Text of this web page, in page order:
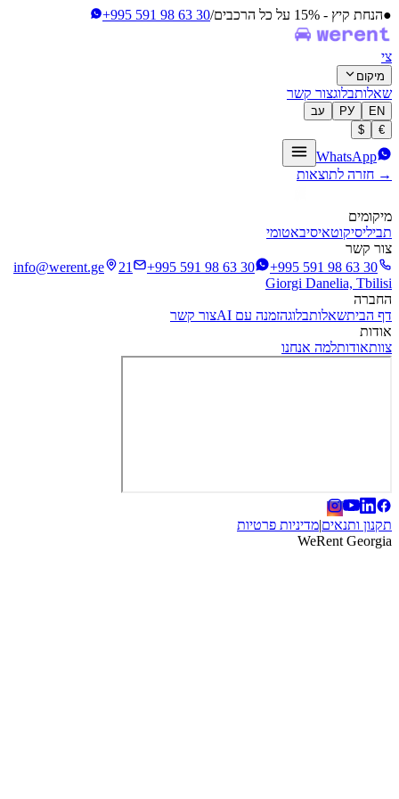
●הנחת קיץ - 15% על כל הרכבים /
+995 591 98 63 30
צי
מיקום
שאלותבלוגצור קשר
EN
РУ
עב
€
$
WhatsApp
→ חזרה לתוצאות
מיקומים
תביליסיקוטאיסיבאטומי
צור קשר
+995 591 98 63 30
+995 591 98 63 30
info@werent.ge
21
Giorgi Danelia, Tbilisi
החברה
דף הביתשאלותבלוגהזמנה עם AI
צור קשר
אודות
צוותאודותלמה אנחנו
תקנון ותנאים|מדיניות פרטיות
WeRent Georgia